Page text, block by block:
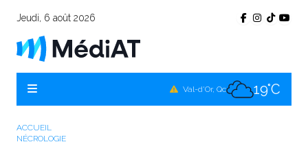
Jeudi, 6 août 2026
Val-d'Or, Qc 19°C
ACCUEIL
NÉCROLOGIE